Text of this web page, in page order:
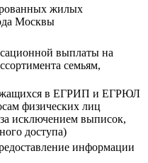
жилых
Москвы
выплаты на
семьям,
в ЕГРИП и ЕГРЮЛ
физических лиц
исключением выписок,
доступа)
информации